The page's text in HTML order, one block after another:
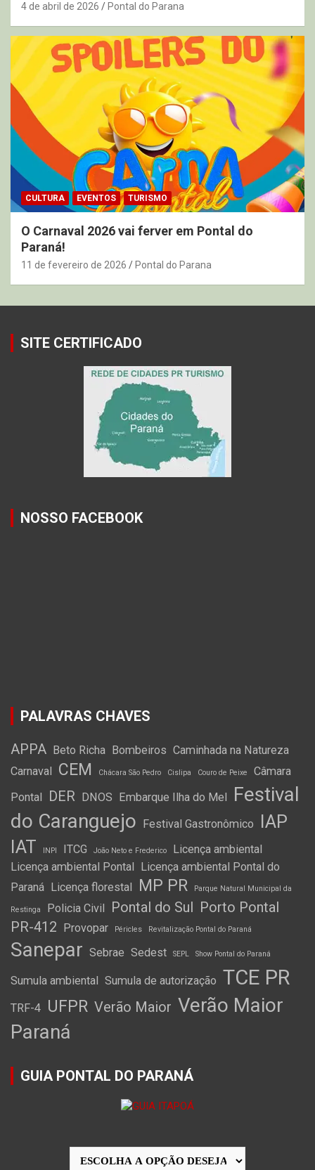
4 de abril de 2026 Pontal do Parana
CULTURA EVENTOS TURISMO
O Carnaval 2026 vai ferver em Pontal do
Paraná!
11 de fevereiro de 2026 Pontal do Parana
SITE CERTIFICADO
NOSSO FACEBOOK
PALAVRAS CHAVES
APPA
Beto Richa Bombeiros Caminhada na Natureza
Carnaval
CEM Chácara São Pedro Cislipa Couro de Peixe
Câmara
Pontal
DER DNOS Embarque Ilha do Mel
Festival
do Caranguejo
Festival Gastronômico
IAP
IAT
INPI ITCG João Neto e Frederico
Licença ambiental
Licença ambiental Pontal
Licença ambiental Pontal do
Paraná
Licença florestal MP PR Parque Natural Municipal da
Restinga Policia Civil Pontal do Sul Porto Pontal
PR-412
Provopar Péricles Revitalização Pontal do Paraná
Sanepar Sebrae Sedest SEPL Show Pontal do Paraná
Sumula ambiental Sumula de autorização TCE PR
TRF-4 UFPR Verão Maior Verão Maior
Paraná
GUIA PONTAL DO PARANÁ